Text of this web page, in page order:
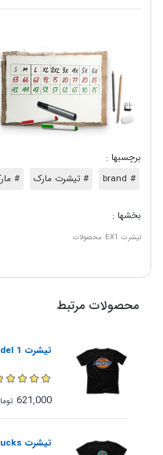
برچسبها :
# brand
# تیشرت مارک #
بخشها :
تیشرت EX1 محصولات
محصولات مرتبط
تیشرت Dickers Model 1
621,000
تیشرت Starbucks